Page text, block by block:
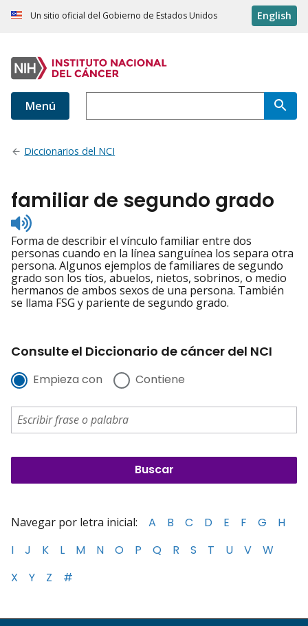
Un sitio oficial del Gobierno de Estados Unidos English
Menú
Diccionarios del NCI
familiar de segundo grado
Listen
to
pronunciation
Forma de describir el vínculo familiar entre dos
personas cuando en la línea sanguínea los separa otra
persona. Algunos ejemplos de familiares de segundo
grado son los tíos, abuelos, nietos, sobrinos, o medio
hermanos de ambos sexos de una persona. También
se llama FSG y pariente de segundo grado.
Consulte el Diccionario de cáncer del NCI
Empieza con Contiene
Navegar por letra inicial: A B C D E F G
H
I
J K L M N O P Q R S T U V
W
X
Y Z #